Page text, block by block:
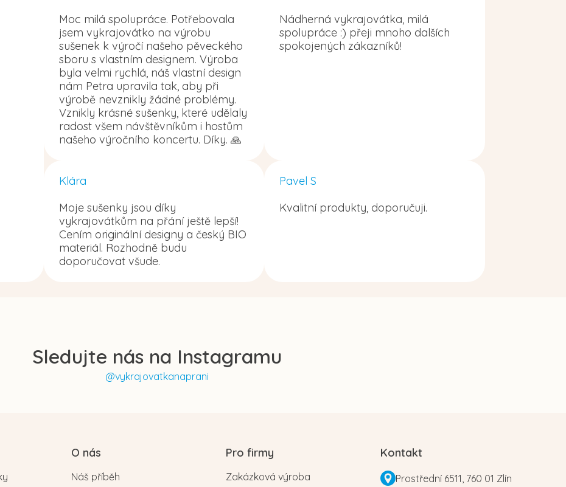
Moc milá spolupráce. Potřebovala
jsem vykrajovátko na výrobu
sušenek k výročí našeho pěveckého
sboru s vlastním designem. Výroba
byla velmi rychlá, náš vlastní design
nám Petra upravila tak, aby při
výrobě nevznikly žádné problémy.
Vznikly krásné sušenky, které udělaly
radost všem návštěvníkům i hostům
našeho výročního koncertu. Díky. 🙏
Nádherná vykrajovátka, milá
spolupráce :) přeji mnoho dalších
spokojených zákazníků!
Klára
Moje sušenky jsou díky
vykrajovátkům na přání ještě lepší!
Cením originální designy a český BIO
materiál. Rozhodně budu
doporučovat všude.
Pavel S
Kvalitní produkty, doporučuji.
Sledujte nás na Instagramu
@vykrajovatkanaprani
O nás
Náš příběh
Pro firmy
Zakázková výroba
Kontakt
Prostřední 6511, 760 01 Zlín